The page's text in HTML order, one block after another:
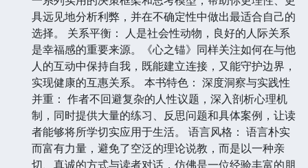
具远见地分析利弊，并在不确定性中做出最适合自己的
选择。 关系平衡： 人是社会性动物，良好的人际关系
是幸福感的重要来源。《心之锚》同样关注如何在与他
人的互动中保持自我，既能建立连接，又能守护边界，
实现健康的互惠关系。 本书特色： 深度洞察与实践性
并重： 作者不回避复杂的人性议题，深入剖析心理机
制，同时提供大量的练习、反思问题和具体案例，让读
者能够将所学切实应用于生活。 语言风格： 语言朴实
而富有力量，避免了空泛的理论说教，而是以一种亲
切、真诚的方式与读者对话，仿佛是一位经验丰富的朋